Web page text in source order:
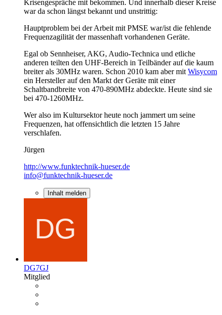
Krisengespräche mit bekommen. Und innerhalb dieser Kreise
war da schon längst bekannt und unstrittig:
Hauptproblem bei der Arbeit mit PMSE war/ist die fehlende
Frequenzagilität der massenhaft vorhandenen Geräte.
Egal ob Sennheiser, AKG, Audio-Technica und etliche
anderen teilten den UHF-Bereich in Teilbänder auf die kaum
breiter als 30MHz waren. Schon 2010 kam aber mit Wisycom
ein Hersteller auf den Markt der Geräte mit einer
Schaltbandbreite von 470-890MHz abdeckte. Heute sind sie
bei 470-1260MHz.
Wer also im Kultursektor heute noch jammert um seine
Frequenzen, hat offensichtlich die letzten 15 Jahre
verschlafen.
Jürgen
http://www.funktechnik-hueser.de
info@funktechnik-hueser.de
Inhalt melden
DG7GJ
Mitglied